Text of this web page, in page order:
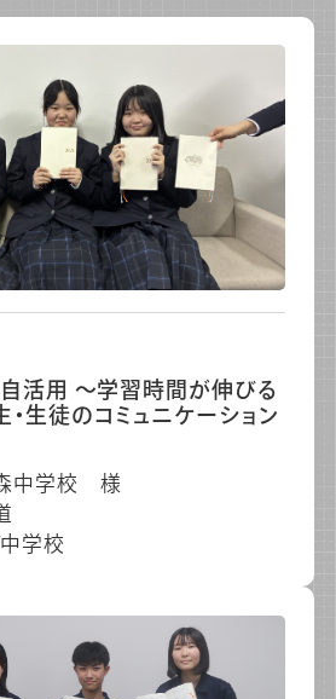
自活用 ～学習時間が伸びる
・生徒のコミュニケーション
中学校 様
学校